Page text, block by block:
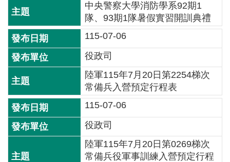
動
交
流
回
首
網
站
導
覽
中央警察大學消防學系92期1
隊、93期1隊暑假實習開訓典禮
115-07-06
役政司
陸軍115年7月20日第2254梯次
常備兵入營預定行程表
115-07-06
役政司
陸軍115年7月20日第0269梯次
常備兵役軍事訓練入營預定行程